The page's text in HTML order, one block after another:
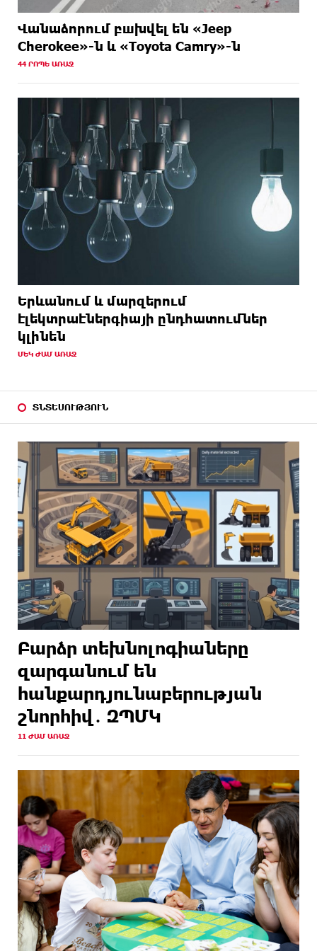
Վանաձորում բшխվել են «Jeep
Cherokee»-ն և «Toyota Camry»-ն
44 ՐՈՊԵ ԱՌԱՋ
Երևանում և մարզերում
էլեկտրաէներգիայի ընդհատումներ
կլինեն
ՄԵԿ ԺԱՄ ԱՌԱՋ
ՏՆՏԵՍՈՒԹՅՈՒՆ
Բարձր տեխնոլոգիաները
զարգանում են
հանքարդյունաբերության
շնորհիվ․ ԶՊՄԿ
11 ԺԱՄ ԱՌԱՋ